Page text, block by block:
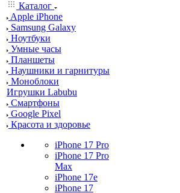
Каталог
Apple iPhone
Samsung Galaxy
Ноутбуки
Умные часы
Планшеты
Наушники и гарнитуры
Моноблоки
Игрушки Labubu
Смартфоны
Google Pixel
Красота и здоровье
iPhone 17 Pro
iPhone 17 Pro
Max
iPhone 17e
iPhone 17